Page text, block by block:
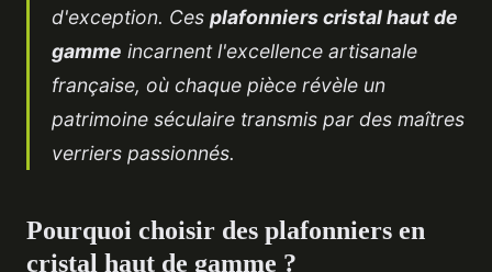
d'exception. Ces plafonniers cristal haut de
gamme incarnent l'excellence artisanale
française, où chaque pièce révèle un
patrimoine séculaire transmis par des maîtres
verriers passionnés.
Pourquoi choisir des plafonniers en
cristal haut de gamme ?